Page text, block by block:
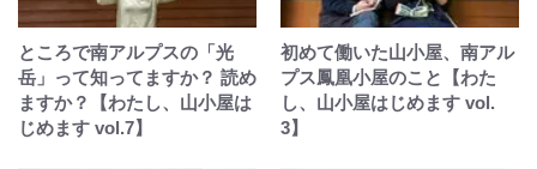
ところで南アルプスの「光
岳」って知ってますか？ 読め
ますか？【わたし、山小屋は
じめます vol.7】
初めて働いた山小屋、南アル
プス鳳凰小屋のこと【わた
し、山小屋はじめます vol.
3】